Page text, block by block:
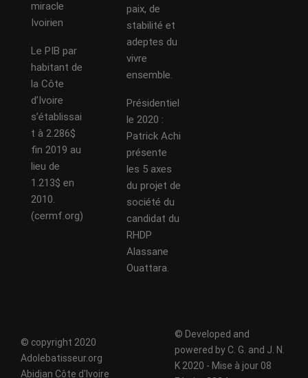
miracle
Ivoirien
Le PIB par
habitant de
la Côte
d’Ivoire
s’établissai
t à 2.286$
fin 2019 au
lieu de
1.213$ en
2010.
(cermf.org)
paix, de
stabilité et
adeptes du
vivre
ensemble.
Présidentiel
le 2020 :
Patrick Achi
présente
les 5 axes
du projet de
société du
candidat du
RHDP
Alassane
Ouattara.
© copyright 2020
Adolebatisseur.org
Abidjan Côte d'Ivoire
© Developed and
powered by C. G. and J. N.
K 2020 - Mise à jour 08